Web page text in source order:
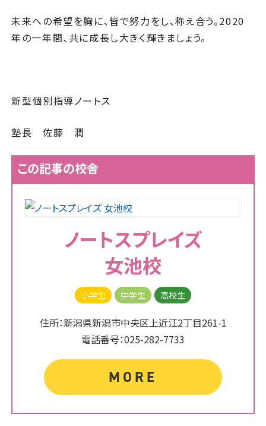
未来への希望を胸に、皆で努力をし、称え合う。2020
年の一年間、共に成長し大きく輝きましょう。
新型個別指導ノートス
塾長 佐藤 潤
この記事の校舎
ノートスプレイズ
女池校
小学生 中学生 高校生
住所：新潟県新潟市中央区上近江2丁目261-1
電話番号：025-282-7733
MORE